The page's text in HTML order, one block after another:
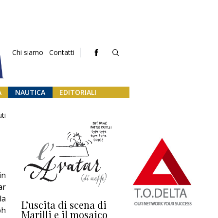
Chi siamo Contatti
NAUTICA EDITORIALI
L’uscita di scena di
Marilli e il mosaico
Darsena a Europa,